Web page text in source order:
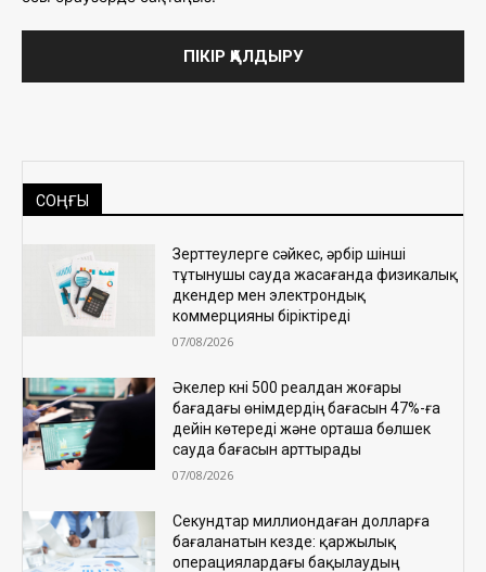
СОҢҒЫ
Зерттеулерге сәйкес, әрбір үшінші
тұтынушы сауда жасағанда физикалық
дүкендер мен электрондық
коммерцияны біріктіреді
07/08/2026
Әкелер күні 500 реалдан жоғары
бағадағы өнімдердің бағасын 47%-ға
дейін көтереді және орташа бөлшек
сауда бағасын арттырады
07/08/2026
Секундтар миллиондаған долларға
бағаланатын кезде: қаржылық
операциялардағы бақылаудың